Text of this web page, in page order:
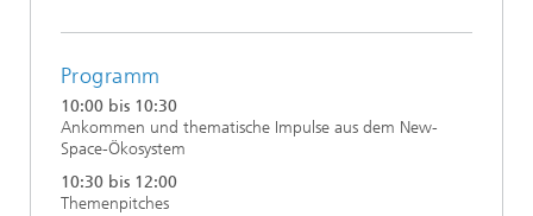
Programm
10:00 bis 10:30
Ankommen und thematische Impulse aus dem New-
Space-Ökosystem
10:30 bis 12:00
Themenpitches